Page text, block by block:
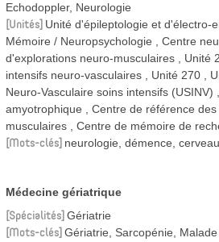
Echodoppler, Neurologie
Unités Unité d'épileptologie et d'électro-
Mémoire / Neuropsychologie
Centre
d'explorations neuro-musculaires
Unité
intensifs neuro-vasculaires
Unité 270
Neuro-Vasculaire soins intensifs (USINV)
amyotrophique
Centre de référence
musculaires
Centre de mémoire de
Mots-clés neurologie, démence,
Médecine gériatrique
Spécialités Gériatrie
Mots-clés Gériatrie, Sarcopénie,